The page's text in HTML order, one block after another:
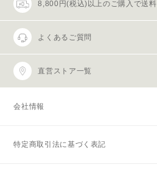
8,800円(税込)以上のご購入で送
よくあるご質問
直営ストア一覧
会社情報
特定商取引法に基づく表記